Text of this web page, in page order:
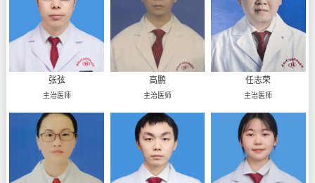
张弦
主治医师
高鹏
主治医师
任志荣
主治医师